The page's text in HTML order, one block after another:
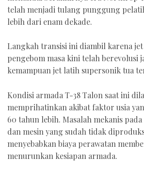
telah menjadi tulang punggung
lebih dari enam dekade.
Langkah transisi ini diambil karena
pengebom masa kini telah berevolusi
kemampuan jet latih supersonik tua
Kondisi armada T-38 Talon saat ini
memprihatinkan akibat faktor usia
60 tahun lebih. Masalah mekanis
dan mesin yang sudah tidak
menyebabkan biaya perawatan
menurunkan kesiapan armada.